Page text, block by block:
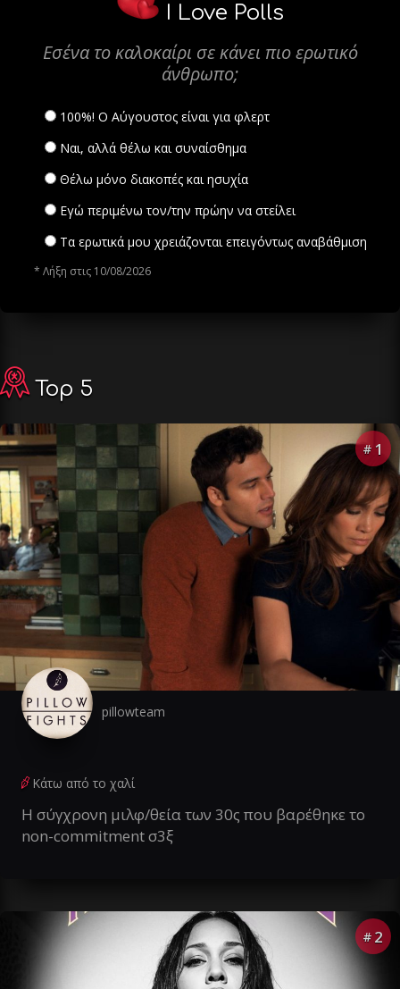
I Love Polls
Εσένα το καλοκαίρι σε κάνει πιο ερωτικό
άνθρωπο;
100%! Ο Αύγουστος είναι για φλερτ
Ναι, αλλά θέλω και συναίσθημα
Θέλω μόνο διακοπές και ησυχία
Εγώ περιμένω τον/την πρώην να στείλει
Τα ερωτικά μου χρειάζονται επειγόντως αναβάθμιση
* Λήξη στις 10/08/2026
Top 5
# 1
pillowteam
Κάτω από το χαλί
Η σύγχρονη μιλφ/θεία των 30ς που βαρέθηκε το
non-commitment σ3ξ
# 2